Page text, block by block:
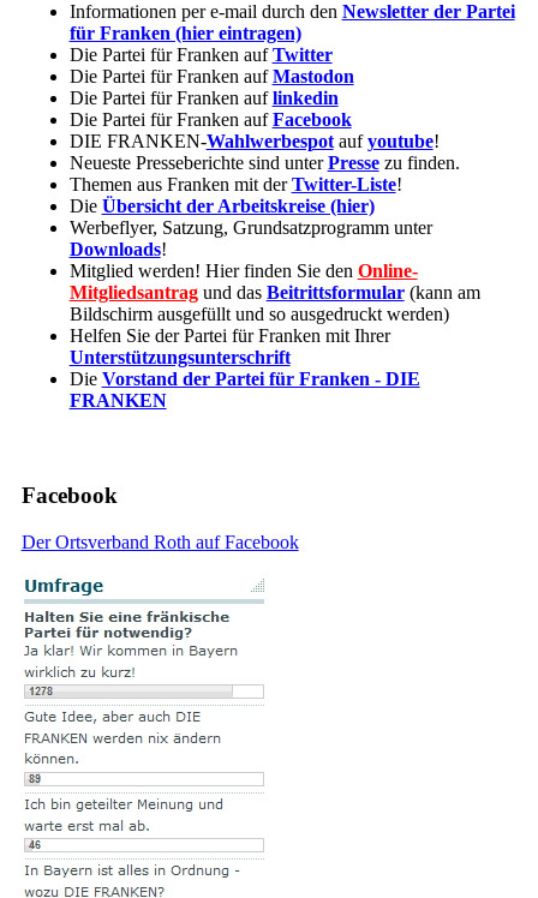
Informationen per e-mail durch den Newsletter der Partei
für Franken (hier eintragen)
Die Partei für Franken aufTwitter
Die Partei für Franken aufMastodon
Die Partei für Franken auflinkedin
Die Partei für Franken aufFacebook
DIE FRANKEN-Wahlwerbespotaufyoutube!
Neueste Presseberichte sind unterPressezu finden.
Themen aus Franken mit derTwitter-Liste!
Die Übersicht der Arbeitskreise (hier)
Werbeflyer, Satzung, Grundsatzprogramm unter
Downloads!
Mitglied werden! Hier finden Sie den Online-
Mitgliedsantragund das Beitrittsformular(kann am
Bildschirm ausgefüllt und so ausgedruckt werden)
Helfen Sie der Partei für Franken mit Ihrer
Unterstützungsunterschrift
Die Vorstand der Partei für Franken - DIE
FRANKEN
Facebook
Der Ortsverband Roth auf Facebook